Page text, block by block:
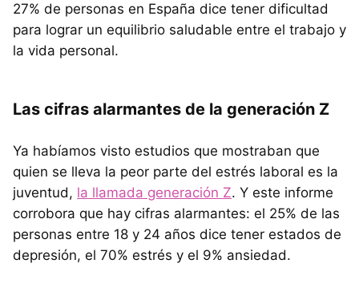
27% de personas en España dice tener dificultad
para lograr un equilibrio saludable entre el trabajo y
la vida personal.
Las cifras alarmantes de la generación Z
Ya habíamos visto estudios que mostraban que
quien se lleva la peor parte del estrés laboral es la
juventud, la llamada generación Z. Y este informe
corrobora que hay cifras alarmantes: el 25% de las
personas entre 18 y 24 años dice tener estados de
depresión, el 70% estrés y el 9% ansiedad.